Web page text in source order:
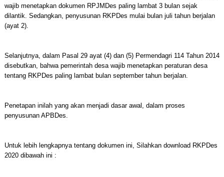
wajib menetapkan dokumen RPJMDes paling lambat 3 bulan sejak
dilantik. Sedangkan, penyusunan RKPDes mulai bulan juli tahun berjalan
(ayat 2).
Selanjutnya, dalam Pasal 29 ayat (4) dan (5) Permendagri 114 Tahun 2014
disebutkan, bahwa pemerintah desa wajib menetapkan peraturan desa
tentang RKPDes paling lambat bulan september tahun berjalan.
Penetapan inilah yang akan menjadi dasar awal, dalam proses
penyusunan APBDes.
Untuk lebih lengkapnya tentang dokumen ini, Silahkan download RKPDes
2020 dibawah ini :